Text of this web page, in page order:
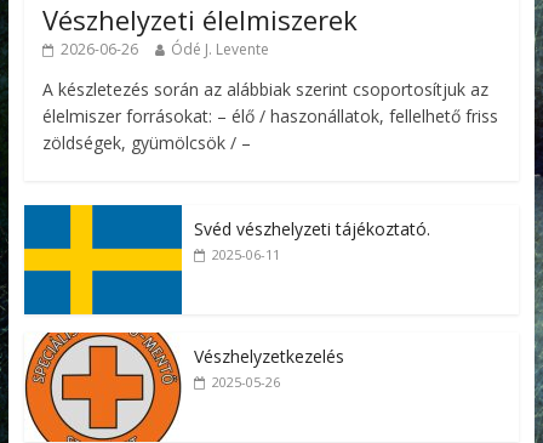
Vészhelyzeti élelmiszerek
2026-06-26 Ódé J. Levente
A készletezés során az alábbiak szerint csoportosítjuk az
élelmiszer forrásokat: – élő / haszonállatok, fellelhető friss
zöldségek, gyümölcsök / –
Svéd vészhelyzeti tájékoztató.
2025-06-11
Vészhelyzetkezelés
2025-05-26